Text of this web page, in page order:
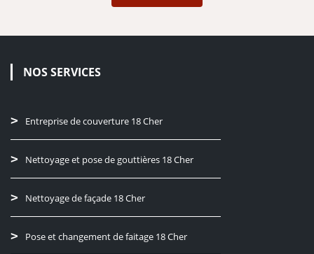
NOS SERVICES
Entreprise de couverture 18 Cher
Nettoyage et pose de gouttières 18 Cher
Nettoyage de façade 18 Cher
Pose et changement de faitage 18 Cher